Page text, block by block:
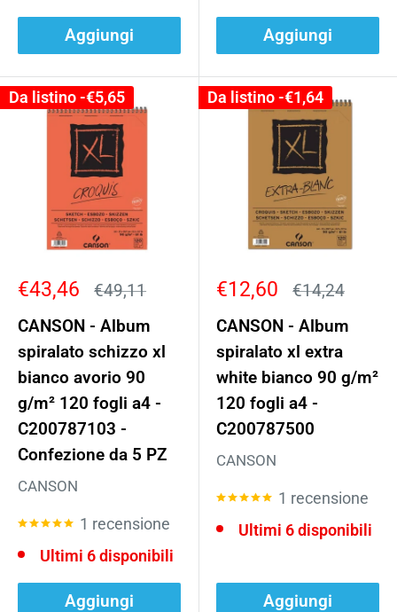
Aggiungi Aggiungi
Da listino -€5,65
Prezzo
€43,46 Prezzo
€49,11
CANSON - Album
spiralato schizzo xl
bianco avorio 90
g/m² 120 fogli a4 -
C200787103 -
Confezione da 5 PZ
CANSON
1 recensione
Ultimi 6 disponibili
Aggiungi
Da listino -€1,64
Prezzo
€12,60 Prezzo
€14,24
CANSON - Album
spiralato xl extra
white bianco 90 g/m²
120 fogli a4 -
C200787500
CANSON
1 recensione
Ultimi 6 disponibili
Aggiungi